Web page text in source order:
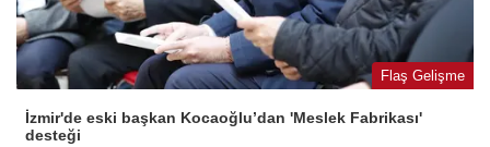
Flaş Gelişme
İzmir'de eski başkan Kocaoğlu’dan 'Meslek Fabrikası'
desteği